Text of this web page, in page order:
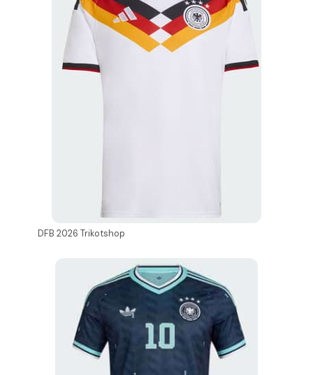
DFB 2026 Trikotshop